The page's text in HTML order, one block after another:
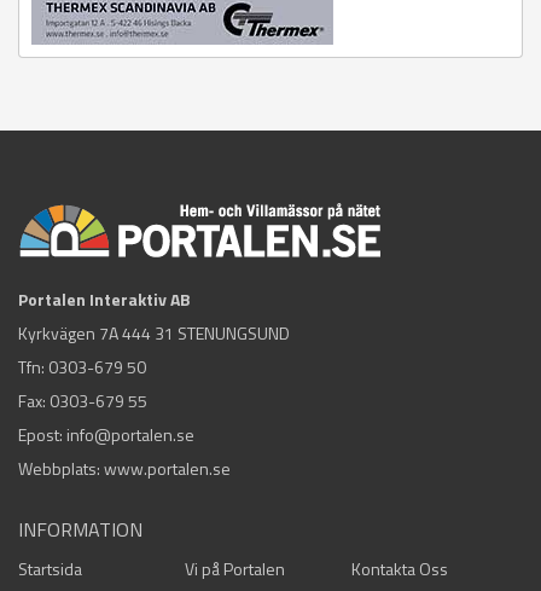
Portalen Interaktiv AB
Kyrkvägen 7A 444 31 STENUNGSUND
Tfn: 0303-679 50
Fax: 0303-679 55
Epost: info@portalen.se
Webbplats: www.portalen.se
INFORMATION
Startsida Vi på Portalen Kontakta Oss